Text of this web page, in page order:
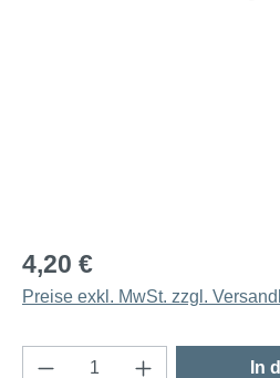
4,20 €
Preise exkl. MwSt. zzgl.
Produkt Anzahl: Gib In